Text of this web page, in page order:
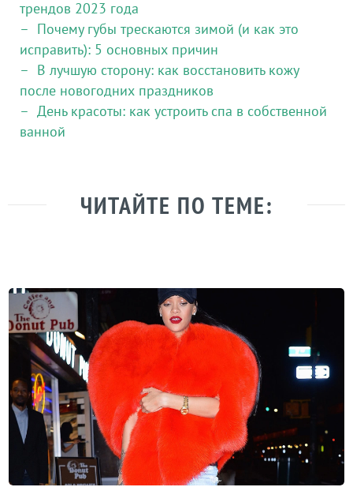
трендов 2023 года
Почему губы трескаются зимой (и как это
исправить): 5 основных причин
В лучшую сторону: как восстановить кожу
после новогодних праздников
День красоты: как устроить спа в собственной
ванной
ЧИТАЙТЕ ПО ТЕМЕ: